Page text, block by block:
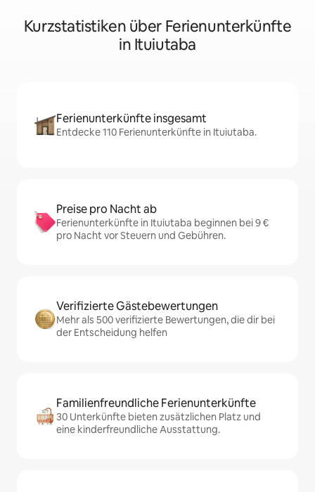
Kurzstatistiken über Ferienunterkünfte
in Ituiutaba
Ferienunterkünfte insgesamt
Entdecke 110 Ferienunterkünfte in Ituiutaba.
Preise pro Nacht ab
Ferienunterkünfte in Ituiutaba beginnen bei 9 €
pro Nacht vor Steuern und Gebühren.
Verifizierte Gästebewertungen
Mehr als 500 verifizierte Bewertungen, die dir bei
der Entscheidung helfen
Familienfreundliche Ferienunterkünfte
30 Unterkünfte bieten zusätzlichen Platz und
eine kinderfreundliche Ausstattung.